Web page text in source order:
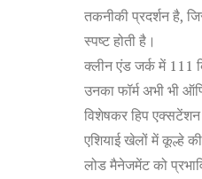
तकनीकी प्रदर्शन है,
स्पष्ट होती है।
क्लीन एंड जर्क में 111
उनका फॉर्म अभी भी
विशेषकर हिप एक्सटेंशन
एशियाई खेलों में कूल्हे
लोड मैनेजमेंट को